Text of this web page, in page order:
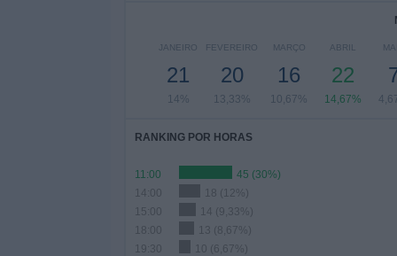
JANEIRO
21
14%
FEVEREIRO
20
13,33%
MARÇO
16
10,67%
ABRIL
22
14,67%
RANKING POR HORAS
11:00
45 (30%)
18 (12%)
15:00
14 (9,33%)
18:00
13 (8,67%)
19:30
10 (6,67%)